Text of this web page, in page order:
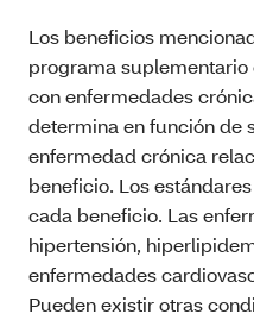
Los beneficios
programa
con enfermedades
determina en función de
enfermedad crónica
beneficio. Los
cada beneficio. Las
hipertensión,
enfermedades
Pueden existir otras